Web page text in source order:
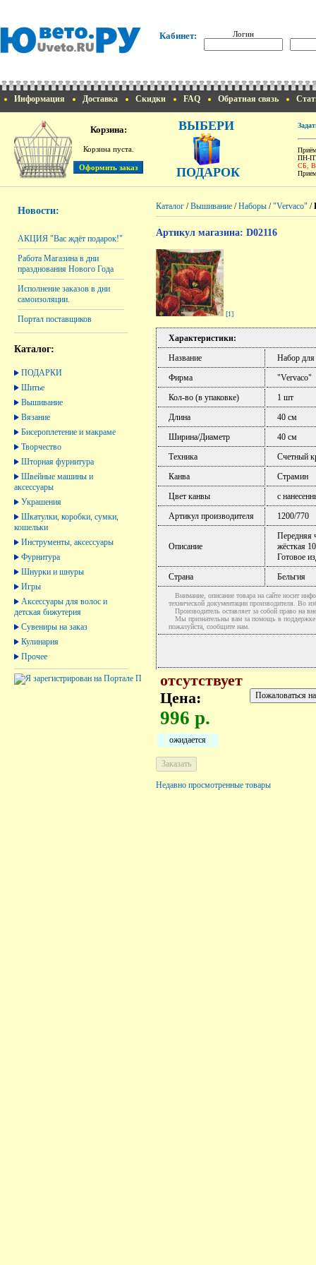
Кабинет: Логин
Информация Доставка Скидки FAQ Обратная связь
Корзина:
Корзина пуста.
ВЫБЕРИ
ПОДАРОК
ПН-
СБ,
Новости:
АКЦИЯ "Вас ждёт подарок!"
Работа Магазина в дни
празднования Нового Года
Исполнение заказов в дни
самоизоляции.
Портал поставщиков
Каталог:
ПОДАРКИ
Шитье
Вышивание
Вязание
Бисероплетение и макраме
Творчество
Шторная фурнитура
Швейные машины и
аксессуары
Украшения
Шкатулки, коробки, сумки,
кошельки
Инструменты, аксессуары
Фурнитура
Шнурки и шнуры
Игры
Аксессуары для волос и
детская бижутерия
Сувениры на заказ
Кулинария
Прочее
Каталог /Вышивание /Наборы /"Vervaco" /
Артикул магазина: D02116
[1]
Характеристики:
Название
Набор
Фирма
"Vervaco"
Кол-во (в упаковке)
1 шт
Длина
40 см
Ширина/Диаметр
40 см
Техника
Счетный
Канва
Страмин
Цвет канвы
с
Артикул производителя
1200/770
Описание
Передняя
жёсткая
Готовое
Страна
Бельгия
Внимание, описание товара на сайте носит
технической документации производителя. Во
Производитель оставляет за собой право на
Мы признательны вам за помощь в поддержке
пожалуйста, сообщите нам.
отсутствует
Цена:
996 р.
ожидается
Недавно просмотренные товары